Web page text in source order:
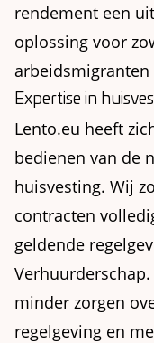
rendement een
oplossing voor
Expertise in
Lento.eu heeft
bedienen van de
huisvesting. Wij
contracten
geldende
minder zorgen
regelgeving en